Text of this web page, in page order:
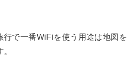
行で一番WiFiを使う用途は地図を